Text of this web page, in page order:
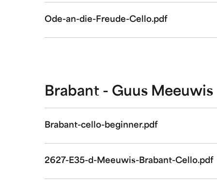
Ode-an-die-Freude-Cello.pdf
Brabant - Guus Meeuwis
Brabant-cello-beginner.pdf
2627-E35-d-Meeuwis-Brabant-Cello.pdf